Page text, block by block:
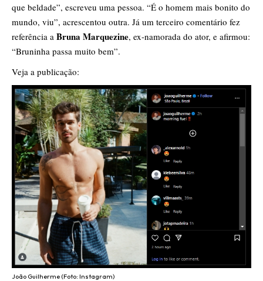
que beldade”, escreveu uma pessoa. “É o homem mais bonito do
mundo, viu”, acrescentou outra. Já um terceiro comentário fez
referência a Bruna Marquezine, ex-namorada do ator, e afirmou:
“Bruninha passa muito bem”.
Veja a publicação:
João Guilherme (Foto: Instagram)